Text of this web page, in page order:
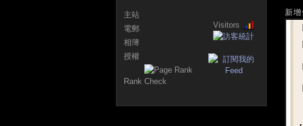
新
主站
Visitors
電郵
相簿
授權
Rank